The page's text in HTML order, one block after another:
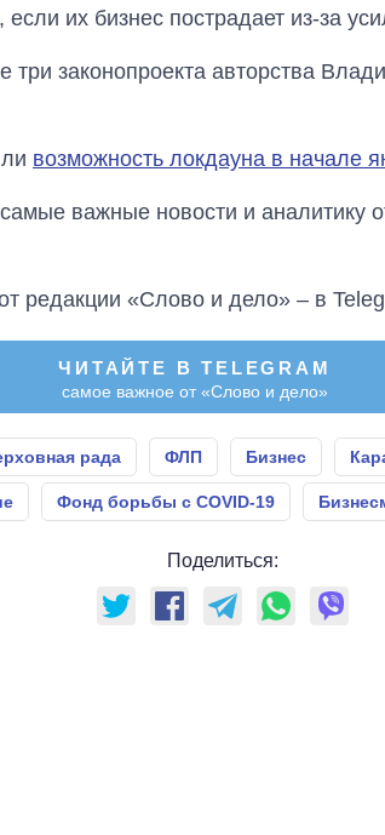
их бизнес пострадает из-за
три законопроекта авторства
возможность локдауна в начале
важные новости и аналитику
редакции «Слово и дело» – в
ЧИТАЙТЕ В TELEGRAM
самое важное от «Слово и дело»
рада ФЛП Бизнес
Фонд борьбы с COVID-19
Поделиться: